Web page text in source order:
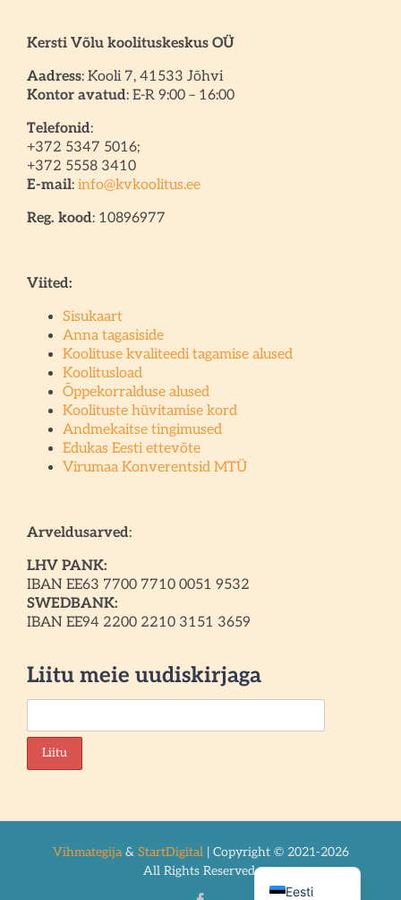
Kersti Võlu koolituskeskus OÜ
Aadress: Kooli 7, 41533 Jõhvi
Kontor avatud: E-R 9:00 – 16:00
Telefonid:
+372 5347 5016;
+372 5558 3410
E-mail: info@kvkoolitus.ee
Reg. kood: 10896977
Viited:
Sisukaart
Anna tagasiside
Koolituse kvaliteedi tagamise alused
Koolitusload
Õppekorralduse alused
Koolituste hüvitamise kord
Andmekaitse tingimused
Edukas Eesti ettevõte
Virumaa Konverentsid MTÜ
Arveldusarved:
LHV PANK:
IBAN EE63 7700 7710 0051 9532
SWEDBANK:
IBAN EE94 2200 2210 3151 3659
Liitu meie uudiskirjaga
Vihmategija& StartDigital| Copyright © 2021-2026
All Rights Reserved.
Eesti